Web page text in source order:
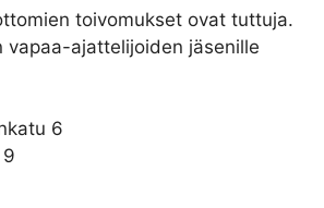
toivomukset ovat tuttuja.
vapaa-ajattelijoiden jäsenille
6